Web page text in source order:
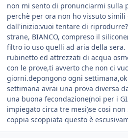
non mi sento di pronunciarmi sulla
perchè per ora non ho vissuto
dall'inizio:vuoi tentare di
strane, BIANCO, compreso il
filtro io uso quelli ad aria della sera.
rubinetto ed attrezzati di acqua
con le prove,ti avverto che non ci
giorni.depongono ogni
settimana avrai una prova diversa
una buona fecondazione(noi per i
impiegato circa tre mesi)se cosi
coppia scoppiata questo è